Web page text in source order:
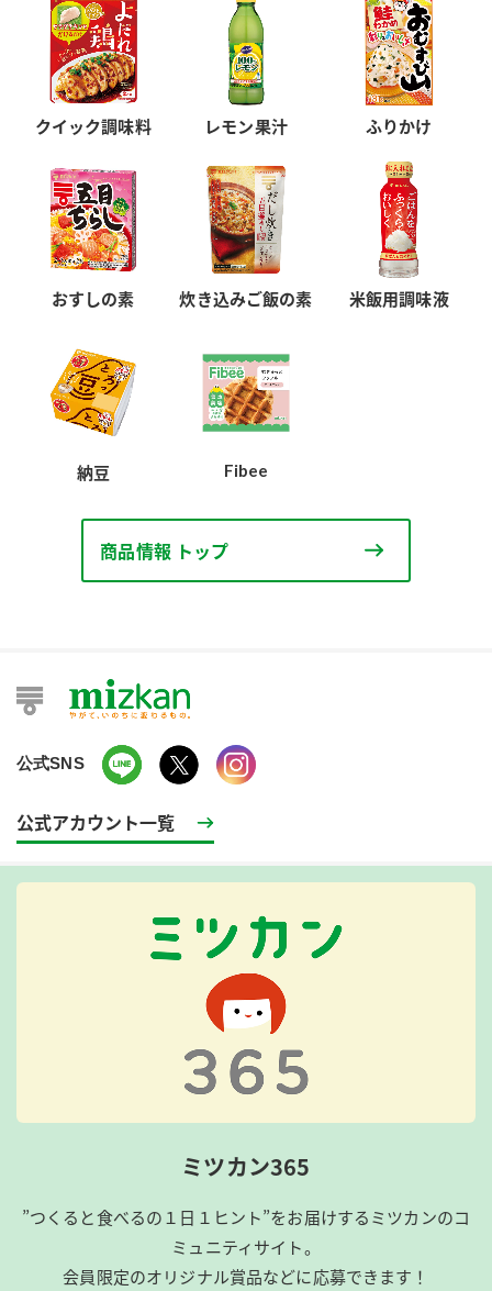
クイック調味料 レモン果汁 ふりかけ
おすしの素 炊き込みご飯の素 米飯用調味液
納豆 Fibee
商品情報 トップ
公式SNS
公式アカウント一覧
ミツカン365
”つくると食べるの１日１ヒント”をお届けするミツカンのコ
ミュニティサイト。
会員限定のオリジナル賞品などに応募できます！